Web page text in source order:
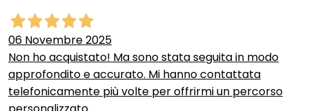
06 Novembre 2025
Non ho acquistato! Ma sono stata seguita in modo
approfondito e accurato. Mi hanno contattata
telefonicamente più volte per offrirmi un percorso